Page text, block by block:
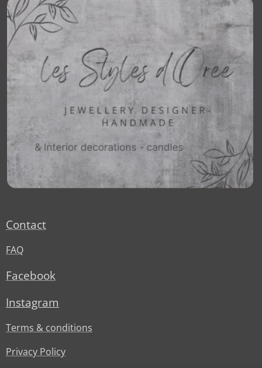
Contact
FAQ
Facebook
Instagram
Terms & conditions
Privacy Policy